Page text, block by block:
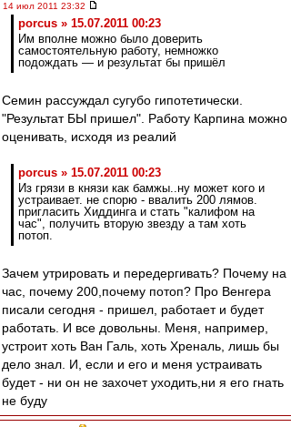
14 июл 2011 23:32
porcus » 15.07.2011 00:23
Им вполне можно было доверить
самостоятельную работу, немножко
подождать — и результат бы пришёл
Семин рассуждал сугубо гипотетически.
"Результат БЫ пришел". Работу Карпина можно
оценивать, исходя из реалий
porcus » 15.07.2011 00:23
Из грязи в князи как бамжы..ну может кого и
устраивает. не спорю - ввалить 200 лямов.
пригласить Хиддинга и стать "калифом на
час", получить вторую звезду а там хоть
потоп.
Зачем утрировать и передергивать? Почему на
час, почему 200,почему потоп? Про Венгера
писали сегодня - пришел, работает и будет
работать. И все довольны. Меня, например,
устроит хоть Ван Галь, хоть Хреналь, лишь бы
дело знал. И, если и его и меня устраивать
будет - ни он не захочет уходить,ни я его гнать
не буду